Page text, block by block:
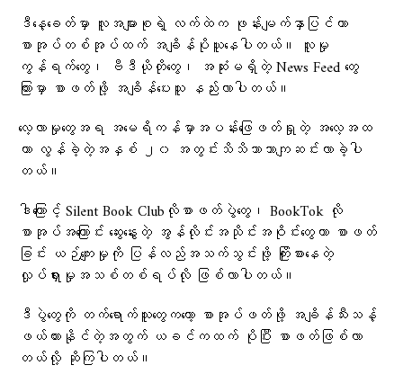
ဒီနေ့ခေတ်မှာ လူအများစုရဲ့ လက်ထဲက ဖုန်းမျက်နှာပြင်ဟာ
စာအုပ်တစ်အုပ်ထက် အချိန်ပိုယူနေပါတယ်။ လူမှု
ကွန်ရက်တွေ၊ ဗီဒီယိုတိုတွေ၊ အဆုံးမရှိတဲ့ News Feed တွေ
ကြားမှာ စာဖတ်ဖို့ အချိန်ပေးသူ နည်းလာပါတယ်။
လေ့လာမှုတွေအရ အမေရိကန်မှာအပန်းဖြေဖတ်ရှုတဲ့ အလေ့အထ
ဟာ လွန်ခဲ့တဲ့အနှစ် ၂၀ အတွင်းသိသိသာသာကျဆင်းလာခဲ့ပါ
တယ်။
ဒါကြောင့် Silent Book Clubလိုစာဖတ်ပွဲတွေ၊ BookTok လို
စာအုပ်အကြောင်း ဆွေးနွေးတဲ့ အွန်လိုင်းအသိုင်းအဝိုင်းတွေဟာ စာဖတ်
ခြင်း ယဉ်ကျေးမှုကို ပြန်လည်အသက်သွင်းဖို့ ကြိုးစားနေတဲ့
လှုပ်ရှားမှုအသစ်တစ်ရပ်လို ဖြစ်လာပါတယ်။
ဒီပွဲတွေကို တက်ရောက်သူတွေကတော့ စာအုပ်ဖတ်ဖို့ အချိန်သီးသန့်
ဖယ်ထားနိုင်တဲ့အတွက် ယခင်ကထက် ပိုပြီး စာဖတ်ဖြစ်လာ
တယ်လို့ ဆိုကြပါတယ်။